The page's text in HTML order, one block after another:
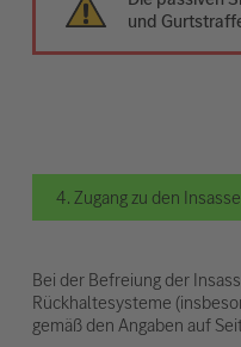
und
4. Zugang zu den
Bei der Befreiung der
Rückhaltesysteme
gemäß den Angaben auf